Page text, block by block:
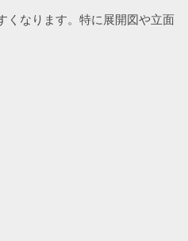
くなります。特に展開図や立面